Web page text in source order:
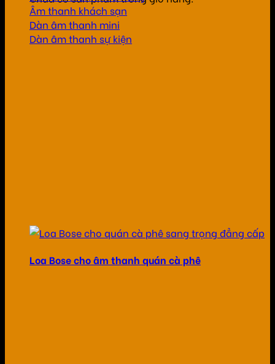
Âm thanh khách sạn
Dàn âm thanh mini
Dàn âm thanh sự kiện
Loa Bose cho âm thanh quán cà phê